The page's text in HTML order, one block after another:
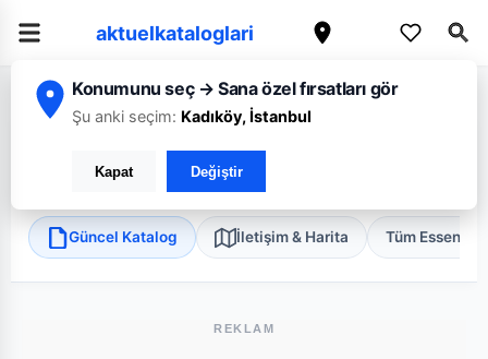
aktuelkataloglari
Konumunu seç → Sana özel fırsatları gör
Şu anki seçim: Kadıköy, İstanbul
Kapat Değiştir
Ana Sayfa/Sakarya/ Essen Market/Korucuk 2
Essen Market Korucuk 2
Adapazarı, Sakarya
Güncel Katalog İletişim & Harita Tüm Essen
REKLAM